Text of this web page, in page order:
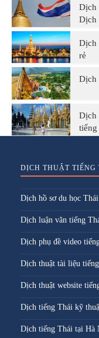
Dịch
Dịch
Dịch
rẻ
Dịch
Dịch
DỊCH THUẬT TIẾNG
Dịch hồ sơ du học Thái
Dịch luận văn tiếng
Dịch phụ đề video
Dịch thuật tài liệu
Dịch thuật website
Dịch tiếng Thái kỹ
Dịch tiếng Thái tại Hà